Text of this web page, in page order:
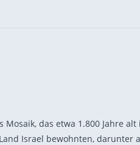
das etwa 1.800 Jahre
Israel bewohnten, darunter